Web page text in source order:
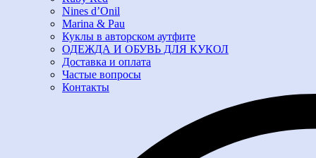
Nines d’Onil
Marina & Pau
Куклы в авторском аутфите
ОДЕЖДА И ОБУВЬ ДЛЯ КУКОЛ
Доставка и оплата
Частые вопросы
Контакты